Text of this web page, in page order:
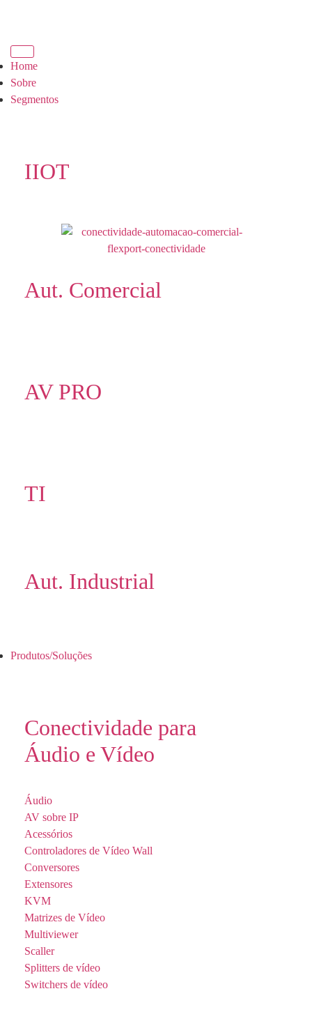
Home
Sobre
Segmentos
IIOT
Aut. Comercial
AV PRO
TI
Aut. Industrial
Produtos/Soluções
Conectividade para
Áudio e Vídeo
Áudio
AV sobre IP
Acessórios
Controladores de Vídeo Wall
Conversores
Extensores
KVM
Matrizes de Vídeo
Multiviewer
Scaller
Splitters de vídeo
Switchers de vídeo